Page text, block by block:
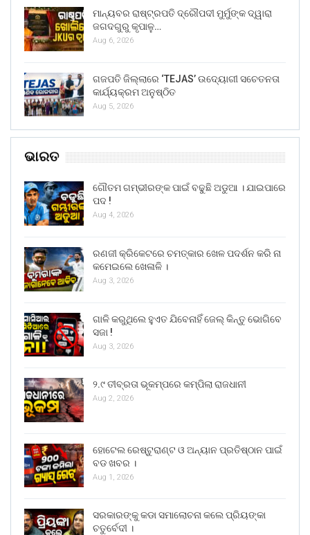
ମାନ୍ୟବର ରାଷ୍ଟ୍ରପତି ଦ୍ରୌପଦୀ ମୁର୍ମୁଙ୍କ ଦ୍ୱାରା
ଜଗଦଗୁରୁ କୃପାଳୁ…
Aug 6, 2026
ଗଜପତି ଜିଲ୍ଲାରେ ‘TEJAS’ ଉଦ୍ୟୋଗୀ ସଚେତନତା
କାର୍ଯ୍ୟକ୍ରମ ଅନୁଷ୍ଠିତ
Aug 5, 2026
ଭାରତ
ଗୌତମ ଗମ୍ଭୀରଙ୍କ ପାଇଁ ବଢୁଛି ଅଡୁଆ । ଯାଇପାରେ
ପଦ !
Aug 4, 2026
ରଣଜୀ କ୍ରିକେଟରେ ଚମତ୍କାର ଖେଳ ପଦର୍ଶନ କରି ନା
କମେଇଲେ ଖେଳାଳି ।
Aug 3, 2026
ଗାଳି କରୁଥିଲେ ହୁଏତ ଯିବେନାହିଁ ଜେଲ୍ କିନ୍ତୁ ଭୋଗିବେ
ସଜା !
Aug 3, 2026
୨.୯ ତୀବ୍ରତା ଭୂକମ୍ପରେ କମ୍ପିଲା ରାଜଧାନୀ
Aug 2, 2026
ହୋଟେଲ ରେଷ୍ଟୁରାଣ୍ଟ ଓ ଅନ୍ୟାନ ପ୍ରତିଷ୍ଠାନ ପାଇଁ
ବଡ ଖବର ।
Aug 1, 2026
ସରକାରଙ୍କୁ କଡା ସମାଲୋଚନା କଲେ ପ୍ରିୟଙ୍କା
ଚତୁର୍ବେଦୀ ।